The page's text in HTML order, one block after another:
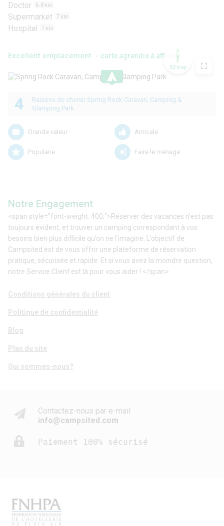
Doctor 6.8 KM
Supermarket 7 KM
Hospital 7 KM
Excellent emplacement - carte agrandie à afficher
.
3D map
4
Raisons de choisir Spring Rock Caravan, Camping &
Glamping Park
Grande valeur Amicale
Populaire Faire le ménage
Notre Engagement
<span style="font-weight: 400;">Réserver des vacances n’est pas
toujours évident, et trouver un camping correspondant à vos
besoins bien plus difficile qu’on ne l’imagine. L’objectif de
Campsited est de vous offrir une plateforme de réservation
pratique, sécurisée et rapide. Et si vous avez la moindre question,
notre Service Client est là pour vous aider ! </span>
Conditions générales du client
Politique de confidentialité
Blog
Plan du site
Qui sommes-nous?
Contactez-nous par e-mail
info@campsited.com
Paiement 100% sécurisé